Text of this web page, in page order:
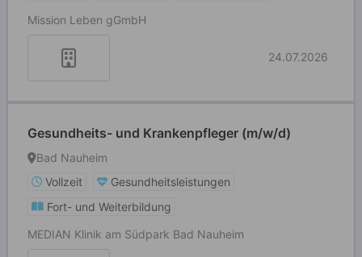
Mission Leben gGmbH
24.07.2026
Gesundheits- und Krankenpfleger (m/w/d)
Bad Nauheim
Vollzeit
Gesundheitsleistungen
Fort- und Weiterbildung
MEDIAN Klinik am Südpark Bad Nauheim